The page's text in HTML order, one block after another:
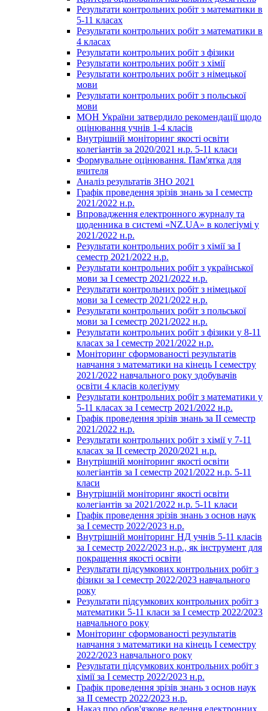
Результати контрольних робіт з математики в
5-11 класах
Результати контрольних робіт з математики в
4 класах
Результати контрольних робіт з фізики
Результати контрольних робіт з хімії
Результати контрольних робіт з німецької
мови
Результати контрольних робіт з польської
мови
МОН України затвердило рекомендації щодо
оцінювання учнів 1-4 класів
Внутрішній моніторинг якості освіти
колегіантів за 2020/2021 н.р. 5-11 класи
Формувальне оцінювання. Пам'ятка для
вчителя
Аналіз результатів ЗНО 2021
Графік проведення зрізів знань за І семестр
2021/2022 н.р.
Впровадження електронного журналу та
щоденника в системі «NZ.UA» в колегіумі у
2021/2022 н.р.
Результати контрольних робіт з хімії за І
семестр 2021/2022 н.р.
Результати контрольних робіт з української
мови за І семестр 2021/2022 н.р.
Результати контрольних робіт з німецької
мови за І семестр 2021/2022 н.р.
Результати контрольних робіт з польської
мови за І семестр 2021/2022 н.р.
Результати контрольних робіт з фізики у 8-11
класах за І семестр 2021/2022 н.р.
Моніторинг сформованості результатів
навчання з математики на кінець І семестру
2021/2022 навчального року здобувачів
освіти 4 класів колегіуму
Результати контрольних робіт з математики у
5-11 класах за І семестр 2021/2022 н.р.
Графік проведення зрізів знань за ІІ семестр
2021/2022 н.р.
Результати контрольних робіт з хімії у 7-11
класах за ІІ семестр 2020/2021 н.р.
Внутрішній моніторинг якості освіти
колегіантів за І семестр 2021/2022 н.р. 5-11
класи
Внутрішній моніторинг якості освіти
колегіантів за 2021/2022 н.р. 5-11 класи
Графік проведення зрізів знань з основ наук
за І семестр 2022/2023 н.р.
Внутрішній моніторинг НД учнів 5-11 класів
за І семестр 2022/2023 н.р., як інструмент для
покращення якості освіти
Результати підсумкових контрольних робіт з
фізики за І семестр 2022/2023 навчального
року
Результати підсумкових контрольних робіт з
математики 5-11 класи за І семестр 2022/2023
навчального року
Моніторинг сформованості результатів
навчання з математики на кінець І семестру
2022/2023 навчального року
Результати підсумкових контрольних робіт з
хімії за І семестр 2022/2023 н.р.
Графік проведення зрізів знань з основ наук
за ІІ семестр 2022/2023 н.р.
Наказ про обов'язкове ведення електронних